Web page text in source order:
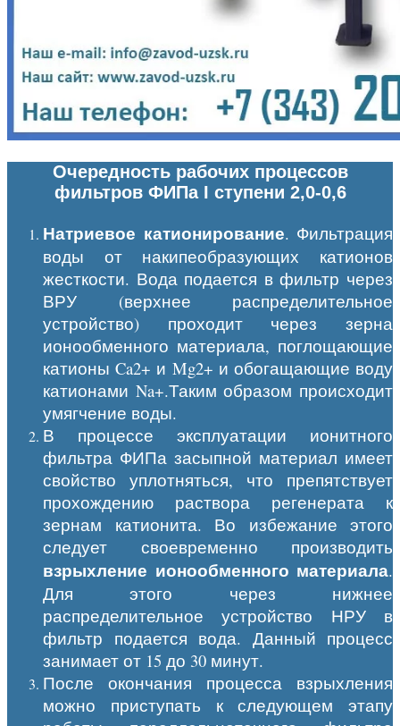
Очередность рабочих процессов
фильтров ФИПа I ступени 2,0-0,6
Натриевое катионирование. Фильтрация
воды от накипеобразующих катионов
жесткости. Вода подается в фильтр через
ВРУ (верхнее распределительное
устройство) проходит через зерна
ионообменного материала, поглощающие
катионы Ca2+ и Mg2+ и обогащающие воду
катионами Na+.Таким образом происходит
умягчение воды.
В процессе эксплуатации ионитного
фильтра ФИПа засыпной материал имеет
свойство уплотняться, что препятствует
прохождению раствора регенерата к
зернам катионита. Во избежание этого
следует своевременно производить
взрыхление ионообменного материала.
Для этого через нижнее
распределительное устройство НРУ в
фильтр подается вода. Данный процесс
занимает от 15 до 30 минут.
После окончания процесса взрыхления
можно приступать к следующем этапу